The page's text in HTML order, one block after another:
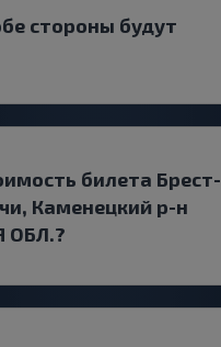
стороны будут
билета Брест-
Каменецкий р-н
ОБЛ.?